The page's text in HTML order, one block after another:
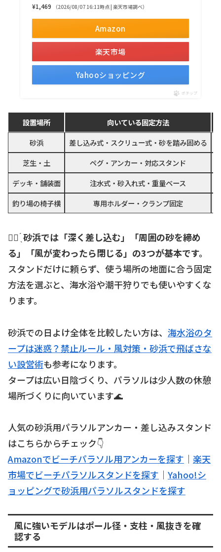
¥1,469
（2026/08/07 16:11時点 | 楽天市場調べ）
Amazon
楽天市場
Yahooショッピング
ポチップ
設置場所
向いている固定方法
砂浜
差し込み式・スクリュー式・砂を踏み固める
芝生・土
ペグ・アンカー・対応スタンド
デッキ・舗装面
注水式・砂入れ式・重量ベース
釣り場の椅子横
専用ホルダー・クランプ固定
☝🏻 ̖́砂浜では「深く差し込む」「周囲の砂を締め
る」「風が変わったら閉じる」の3つが基本です。
スタンドだけに頼らず、使う場所の地面に合う固定
方法を選ぶと、海水浴や潮干狩りでも使いやすくな
ります。
砂浜での日よけ全体を比較したい方は、 海水浴のタ
ープは迷惑？禁止ルール・風対策・砂浜で飛ばさな
い設営術も参考になります。
タープは広い日陰づくり、パラソルは少人数の休憩
場所づくりに向いています🌊
人気の砂浜用パラソルアンカー・差し込みスタンド
はこちらからチェック👇
Amazonでビーチパラソル用アンカーを探す ｜ 楽天
市場でビーチパラソルスタンドを探す ｜ Yahoo!シ
ョッピングで砂浜用パラソルスタンドを探す
風に強いモデルはポール径・支柱・風抜きを確
認する